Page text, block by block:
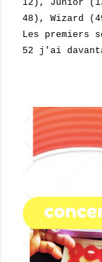
12), Junior
48), Wizard
Les premiers
52 j'ai